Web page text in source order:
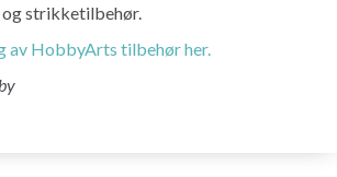
strikketilbehør.
av HobbyArts tilbehør her.